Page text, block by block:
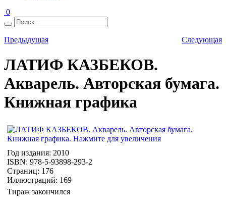
0
Предыдущая Следующая
ЛАТИФ КАЗБЕКОВ.
Акварель. Авторская бумага.
Книжная графика
Год издания: 2010
ISBN: 978-5-93898-293-2
Страниц: 176
Иллюстраций: 169
Тираж закончился